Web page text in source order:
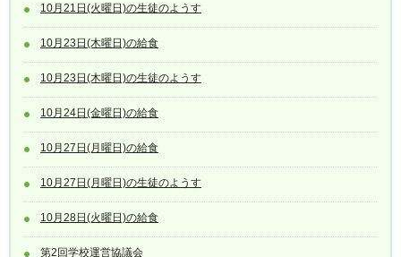
10月21日(火曜日)の生徒のようす
10月23日(木曜日)の給食
10月23日(木曜日)の生徒のようす
10月24日(金曜日)の給食
10月27日(月曜日)の給食
10月27日(月曜日)の生徒のようす
10月28日(火曜日)の給食
第2回学校運営協議会